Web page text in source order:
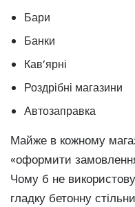
Бари
Банки
Кав’ярні
Роздрібні магазини
Автозаправка
Майже в кожному
«оформити
Чому б не
гладку бетонну